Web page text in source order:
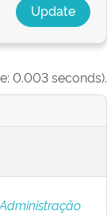
0.003 seconds).